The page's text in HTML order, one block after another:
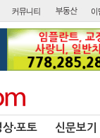
상∙포토 신문보기